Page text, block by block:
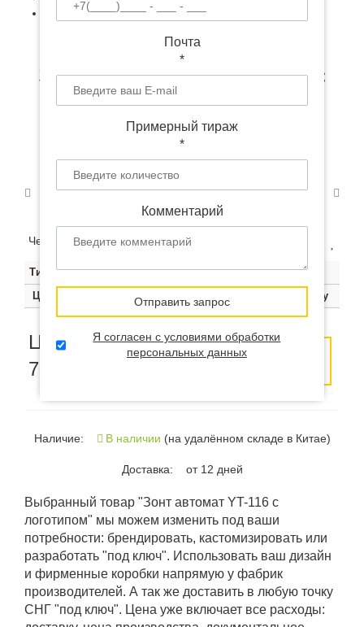
Упаковка с логотипом +
Зонт автомат YT-116 с
логотипом
Чем больше тираж, тем ниже цена за штуку:
Тираж 500 1000 3000
3000+
Цена
780 руб. Цена по запросу
Цена от
700
Оставить
Наличие: В наличии (на удалённом складе в Китае)
Доставка: от 12 дней
Выбранный товар "Зонт автомат YT-116 с
логотипом" мы можем изменить под ваши
потребности: брендировать, кастомизировать или
разработать "под ключ". Использовать ваш дизайн
и фирменные коробки напрямую у фабрик
производителей. А так же доставить в любую точку
СНГ "под ключ". Цена уже включает все расходы:
Почта
*
Примерный тираж
*
Комментарий
Отправить запрос
Я согласен с условиями обработки
персональных данных